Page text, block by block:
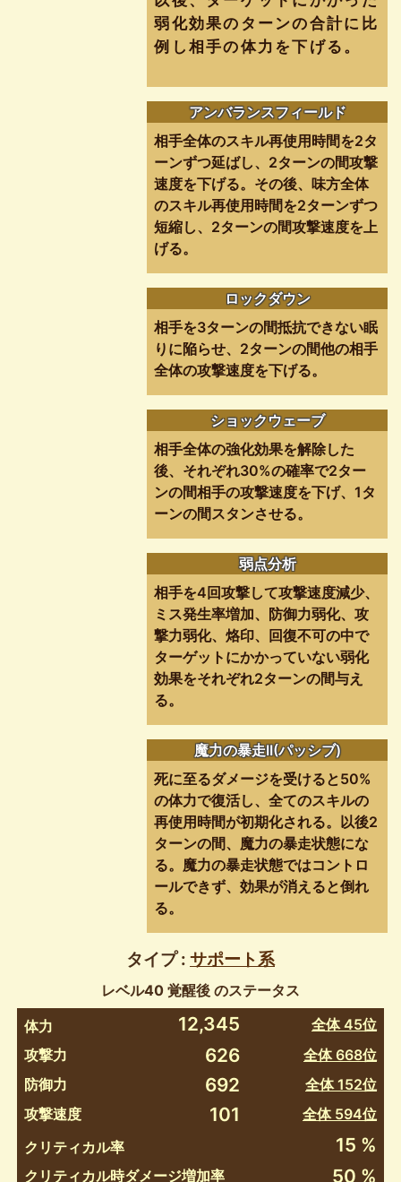
弱化効果のターンの合計に比
例し相手の体力を下げる。
アンバランスフィールド
相手全体のスキル再使用時間を2タ
ーンずつ延ばし、2ターンの間攻撃
速度を下げる。その後、味方全体
のスキル再使用時間を2ターンずつ
短縮し、2ターンの間攻撃速度を上
げる。
ロックダウン
相手を3ターンの間抵抗できない眠
りに陥らせ、2ターンの間他の相手
全体の攻撃速度を下げる。
ショックウェーブ
相手全体の強化効果を解除した
後、それぞれ30%の確率で2ター
ンの間相手の攻撃速度を下げ、1タ
ーンの間スタンさせる。
弱点分析
相手を4回攻撃して攻撃速度減少、
ミス発生率増加、防御力弱化、攻
撃力弱化、烙印、回復不可の中で
ターゲットにかかっていない弱化
効果をそれぞれ2ターンの間与え
る。
魔力の暴走II(パッシブ)
死に至るダメージを受けると50%
の体力で復活し、全てのスキルの
再使用時間が初期化される。以後2
ターンの間、魔力の暴走状態にな
る。魔力の暴走状態ではコントロ
ールできず、効果が消えると倒れ
る。
タイプ : サポート系
レベル40 覚醒後 のステータス
体力
12,345
全体 45位
攻撃力
626
全体 668位
防御力
692
全体 152位
攻撃速度
101
全体 594位
クリティカル率
15 %
クリティカル時ダメージ増加率 50 %